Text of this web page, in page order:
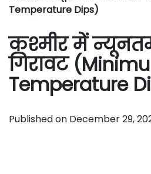
Temperature Dips)
कश्मीर में
गिरावट
Temperature
Published on December 29,